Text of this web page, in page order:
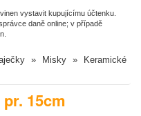
vystavit kupujícímu účtenku.
daně online; v případě
Misky
Keramické
15cm